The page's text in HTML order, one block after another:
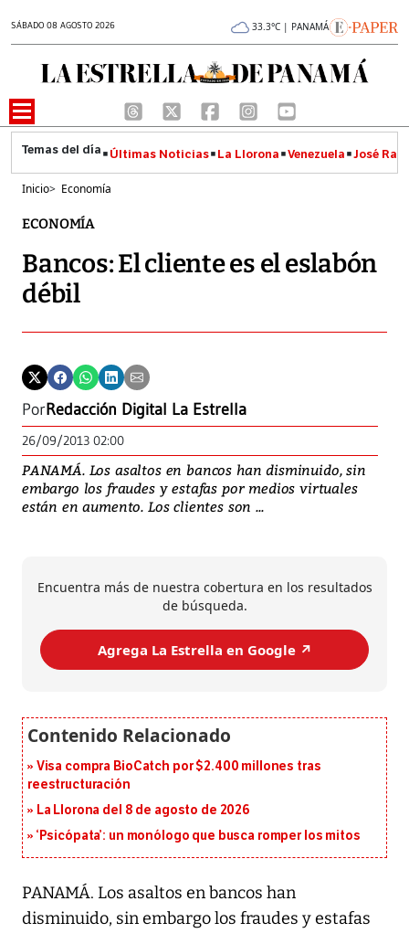
SÁBADO 08 AGOSTO 2026 33.3°C | PANAMÁ
Últimas Noticias La Llorona Venezuela José
Inicio> Economía
ECONOMÍA
Bancos: El cliente es el eslabón
débil
PorRedacción Digital La Estrella
26/09/2013 02:00
PANAMÁ. Los asaltos en bancos han disminuido, sin
embargo los fraudes y estafas por medios virtuales
están en aumento. Los clientes son ...
Encuentra más de nuestra cobertura en los resultados
de búsqueda.
Agrega La Estrella en Google ↗️
Visa compra BioCatch por $2.400 millones tras
reestructuración
La Llorona del 8 de agosto de 2026
‘Psicópata’: un monólogo que busca romper los mitos
PANAMÁ. Los asaltos en bancos han
disminuido, sin embargo los fraudes y estafas